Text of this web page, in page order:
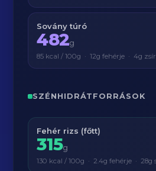
Sovány túró
482g
85 kcal / 100g · 12g fehérje · 4g zsír
SZÉNHIDRÁTFORRÁSOK
Fehér rizs (főtt)
315g
130 kcal / 100g · 2.4g fehérje · 28g